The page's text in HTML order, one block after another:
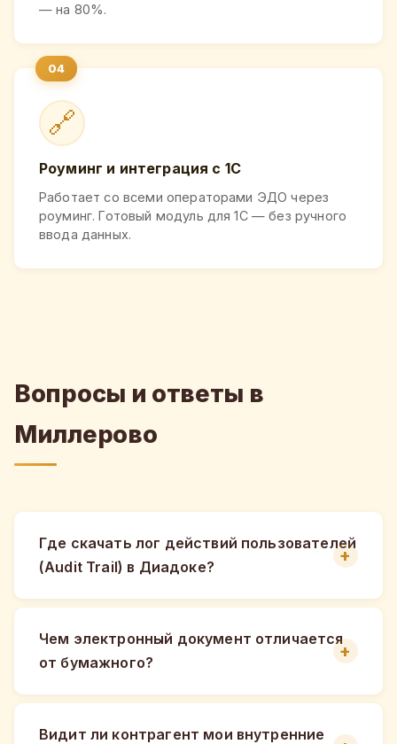
— на 80%.
🔗
Роуминг и интеграция с 1С
Работает со всеми операторами ЭДО через
роуминг. Готовый модуль для 1С — без ручного
ввода данных.
Вопросы и ответы в
Миллерово
Где скачать лог действий пользователей
(Audit Trail) в Диадоке?
Чем электронный документ отличается
от бумажного?
Видит ли контрагент мои внутренние